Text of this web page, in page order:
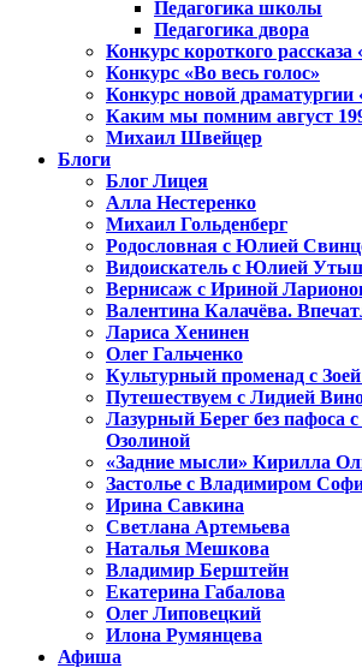
Педагогика школы
Педагогика двора
Конкурс короткого рассказа
Конкурс «Во весь голос»
Конкурс новой драматургии
Каким мы помним август
Михаил Швейцер
Блоги
Блог Лицея
Алла Нестеренко
Михаил Гольденберг
Родословная с Юлией
Видоискатель с Юлией
Вернисаж с Ириной
Валентина Калачёва.
Лариса Хенинен
Олег Гальченко
Культурный променад с
Путешествуем с Лидией
Лазурный Берег без пафоса
Озолиной
«Задние мысли» Кирилла
Застолье с Владимиром
Ирина Савкина
Светлана Артемьева
Наталья Мешкова
Владимир Берштейн
Екатерина Габалова
Олег Липовецкий
Илона Румянцева
Афиша